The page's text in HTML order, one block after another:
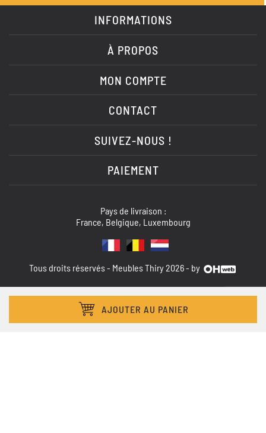
AJOUTER AU PANIER
INFORMATIONS
À PROPOS
MON COMPTE
CONTACT
SUIVEZ-NOUS !
PAIEMENT
Pays de livraison :
France, Belgique, Luxembourg
Tous droits réservés - Meubles Thiry 2026 - by